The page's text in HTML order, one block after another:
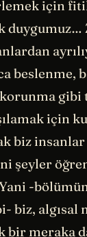
için
duygumuz…
beslenme,
gibi
için
biz
şeyler
-bölümün
biz, algısal
meraka